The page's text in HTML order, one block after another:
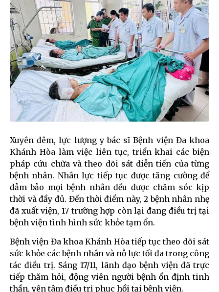
Xuyên đêm, lực lượng y bác sĩ Bệnh viện Đa khoa
Khánh Hòa làm việc liên tục, triển khai các biện
pháp cứu chữa và theo dõi sát diễn tiến của từng
bệnh nhân. Nhân lực tiếp tục được tăng cường để
đảm bảo mọi bệnh nhân đều được chăm sóc kịp
thời và đầy đủ. Đến thời điểm này, 2 bệnh nhân nhẹ
đã xuất viện, 17 trường hợp còn lại đang điều trị tại
bệnh viện tình hình sức khỏe tạm ổn.
Bệnh viện Đa khoa Khánh Hòa tiếp tục theo dõi sát
sức khỏe các bệnh nhân và nỗ lực tối đa trong công
tác điều trị. Sáng 17/11, lãnh đạo bệnh viện đã trực
tiếp thăm hỏi, động viên người bệnh ổn định tinh
thần, yên tâm điều trị phục hồi tại bệnh viện.